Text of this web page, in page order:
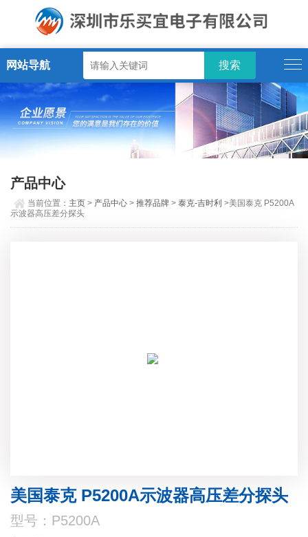
网站导航
产品中心
当前位置： 主页 > 产品中心 >推荐品牌 >泰克-吉时利 >美国泰克 P5200A
示波器高压差分探头
美国泰克 P5200A示波器高压差分探头
型号：P5200A